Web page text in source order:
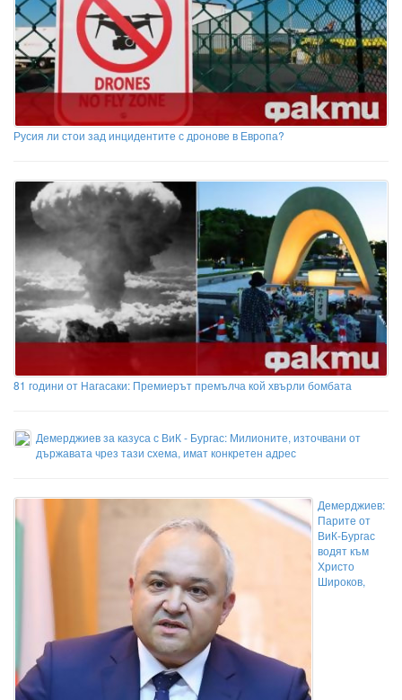
Русия ли стои зад инцидентите с дронове в Европа?
81 години от Нагасаки: Премиерът премълча кой хвърли бомбата
Демерджиев за казуса с ВиК - Бургас: Милионите, източвани от
държавата чрез тази схема, имат конкретен адрес
Демерджиев:
Парите от
ВиК-Бургас
водят към
Христо
Широков,